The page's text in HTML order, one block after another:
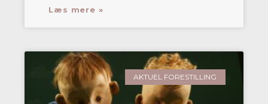
Læs mere »
AKTUEL FORESTILLING